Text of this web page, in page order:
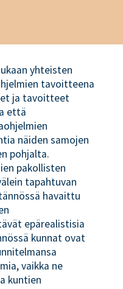
yhteisten
tavoitteena
ja tavoitteet
että
näiden samojen
pohjalta.
pakollisten
tapahtuvan
havaittu
epärealistisia
kunnat ovat
vaikka ne
kuntien